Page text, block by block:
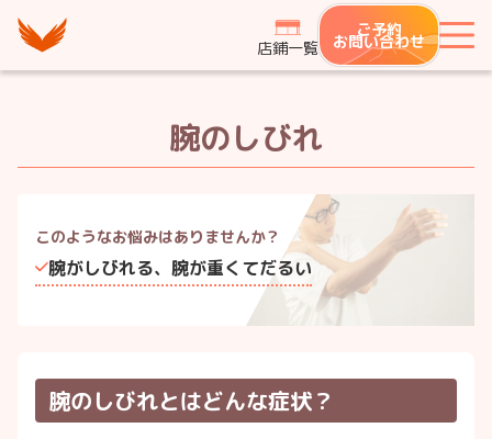
つながり整骨鍼灸院グループ
店鋪一覧
ご予約
お問い合わせ
腕のしびれ
このようなお悩みはありませんか？
腕がしびれる、腕が重くてだるい
腕のしびれとはどんな症状？